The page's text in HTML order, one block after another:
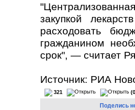
закупкой
расходовать
гражданином
срок", — считает
Источник: РИА
321
Поделись